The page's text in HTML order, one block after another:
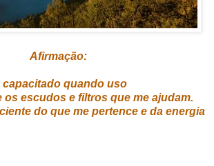
Afirmação:
capacitado quando uso
os escudos e filtros que me ajudam.
do que me pertence e da energia